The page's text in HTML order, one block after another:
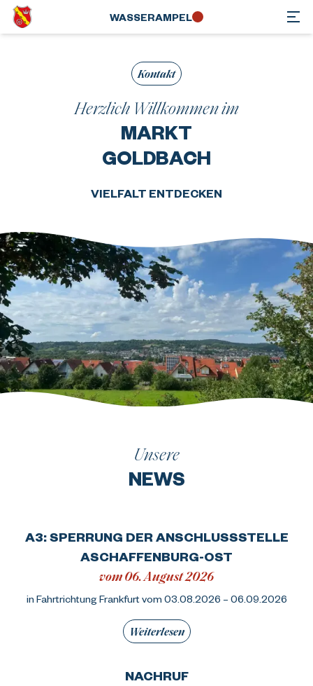
WASSER­AMPEL
Kontakt
Herzlich Willkommen im
MARKT
GOLDBACH
VIELFALT ENTDECKEN
Unsere
NEWS
A3: SPERRUNG DER ANSCHLUSSSTELLE
ASCHAFFENBURG-OST
vom 06. August 2026
in Fahrtrichtung Frankfurt vom 03.08.2026 – 06.09.2026
Weiterlesen
NACHRUF